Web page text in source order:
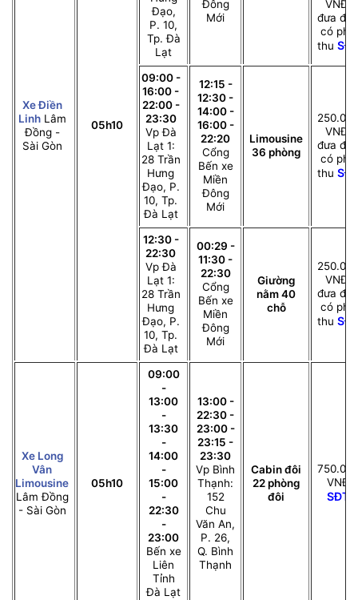
Xe Điền
LinhLâm
Đồng -
Sài Gòn
05h10
Đạo,
P. 10,
Tp. Đà
Lạt
Đông
Mới
VNĐ;
đưa
có phụ
thu
09:00 -
16:00 -
22:00 -
23:30
Vp Đà
Lạt 1:
28 Trần
Hưng
Đạo, P.
10, Tp.
Đà Lạt
12:15 -
12:30 -
14:00 -
16:00 -
22:20
Cổng
Bến xe
Miền
Đông
Mới
Limousine
36 phòng
VNĐ;
đưa
có phụ
thu
12:30 -
22:30
Vp Đà
Lạt 1:
28 Trần
Hưng
Đạo, P.
10, Tp.
Đà Lạt
00:29 -
11:30 -
22:30
Cổng
Bến xe
Miền
Đông
Mới
Giường
nằm 40
chỗ
VNĐ;
đưa
có phụ
thu
Xe Long
Vân
Limousine
Lâm Đồng
- Sài Gòn
05h10
09:00
-
13:00
-
13:30
-
14:00
-
15:00
-
22:30
-
23:00
Bến xe
Liên
Tỉnh
Đà Lạt
13:00 -
22:30 -
23:00 -
23:15 -
23:30
Vp Bình
Thạnh:
152
Chu
Văn An,
P. 26,
Q. Bình
Thạnh
Cabin đôi
22 phòng
đôi
VNĐ
SĐT